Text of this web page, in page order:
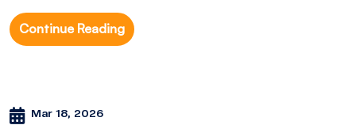
Continue Reading
Mar 18, 2026